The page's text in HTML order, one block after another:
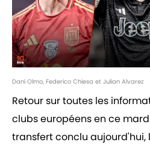
Dani Olmo, Federico Chiesa et Julian Alvarez
Retour sur toutes les
clubs européens en ce
transfert conclu aujourd'hui,